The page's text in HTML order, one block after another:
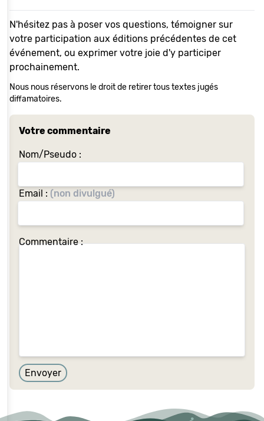
N'hésitez pas à poser vos questions, témoigner sur
votre participation aux éditions précédentes de cet
événement, ou exprimer votre joie d'y participer
prochainement.
Nous nous réservons le droit de retirer tous textes jugés
diffamatoires.
Votre commentaire
Nom/Pseudo :
Email : (non divulgué)
Commentaire :
Envoyer